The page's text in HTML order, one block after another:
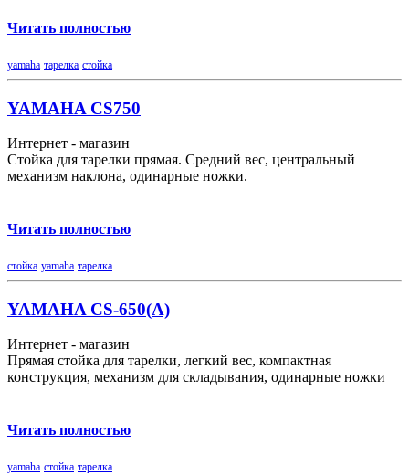
Читать полностью
yamaha тарелка стойка
YAMAHA CS750
Интернет - магазин
Стойка для тарелки прямая. Средний вес, центральный
механизм наклона, одинарные ножки.
Читать полностью
стойка yamaha тарелка
YAMAHA CS-650(A)
Интернет - магазин
Прямая стойка для тарелки, легкий вес, компактная
конструкция, механизм для складывания, одинарные ножки
Читать полностью
yamaha стойка тарелка